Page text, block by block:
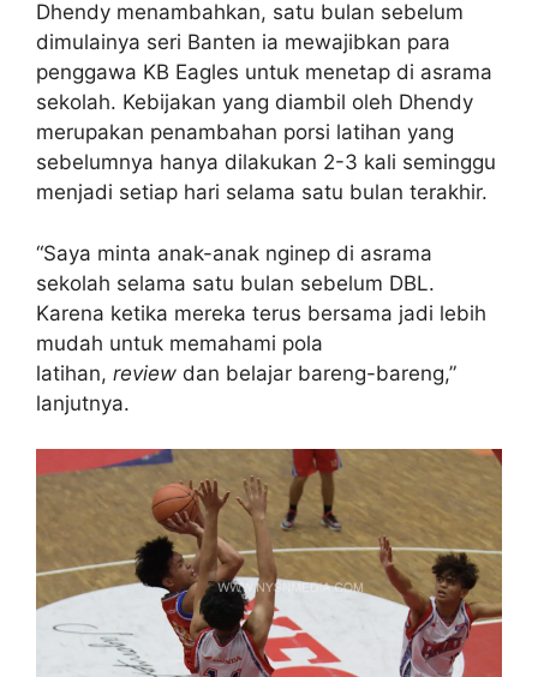
Dhendy menambahkan, satu bulan sebelum
dimulainya seri Banten ia mewajibkan para
penggawa KB Eagles untuk menetap di asrama
sekolah. Kebijakan yang diambil oleh Dhendy
merupakan penambahan porsi latihan yang
sebelumnya hanya dilakukan 2-3 kali seminggu
menjadi setiap hari selama satu bulan terakhir.
“Saya minta anak-anak nginep di asrama
sekolah selama satu bulan sebelum DBL.
Karena ketika mereka terus bersama jadi lebih
mudah untuk memahami pola
latihan, review dan belajar bareng-bareng,”
lanjutnya.